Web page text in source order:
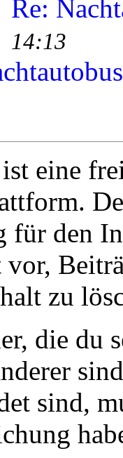
Re:
14:13
eine
für den
vor,
zu
die du
sind,